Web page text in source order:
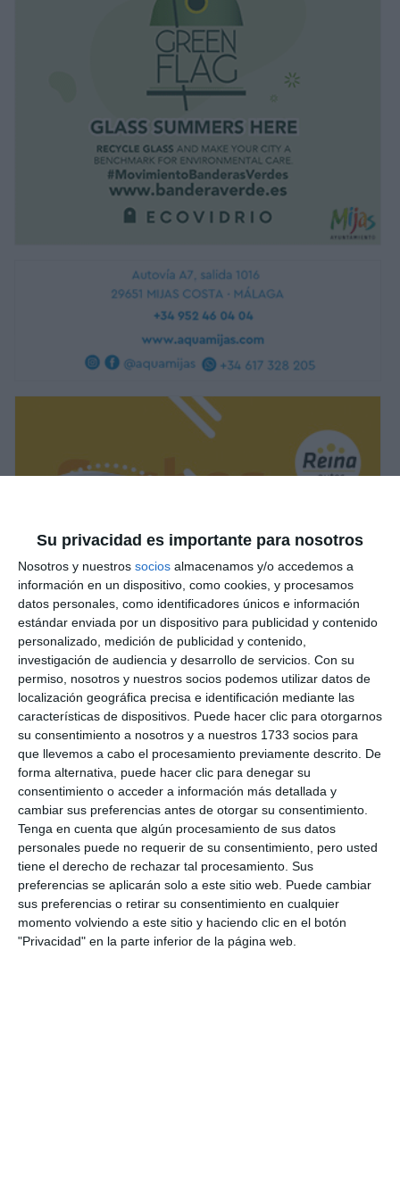
Su privacidad es importante para nosotros
Nosotros y nuestros socios almacenamos y/o accedemos a
información en un dispositivo, como cookies, y procesamos
datos personales, como identificadores únicos e información
estándar enviada por un dispositivo para publicidad y contenido
personalizado, medición de publicidad y contenido,
investigación de audiencia y desarrollo de servicios. Con su
permiso, nosotros y nuestros socios podemos utilizar datos de
localización geográfica precisa e identificación mediante las
características de dispositivos. Puede hacer clic para otorgarnos
su consentimiento a nosotros y a nuestros 1733 socios para
que llevemos a cabo el procesamiento previamente descrito. De
forma alternativa, puede hacer clic para denegar su
consentimiento o acceder a información más detallada y
cambiar sus preferencias antes de otorgar su consentimiento.
Tenga en cuenta que algún procesamiento de sus datos
personales puede no requerir de su consentimiento, pero usted
tiene el derecho de rechazar tal procesamiento. Sus
preferencias se aplicarán solo a este sitio web. Puede cambiar
sus preferencias o retirar su consentimiento en cualquier
momento volviendo a este sitio y haciendo clic en el botón
"Privacidad" en la parte inferior de la página web.